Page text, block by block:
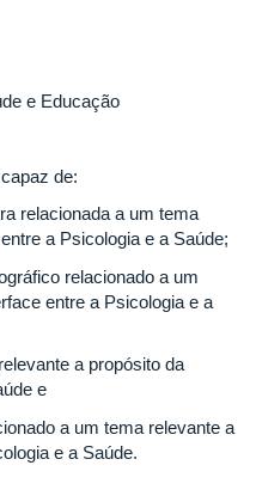
e Educação
de:
relacionada a um tema
a Psicologia e a Saúde;
relacionado a um
entre a Psicologia e a
a propósito da
e
a um tema relevante a
e a Saúde.